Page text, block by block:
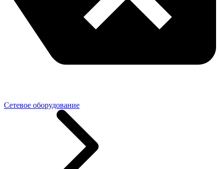
Сетевое оборудование